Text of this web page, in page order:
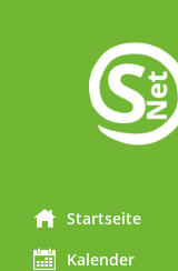
Startseite
Kalender